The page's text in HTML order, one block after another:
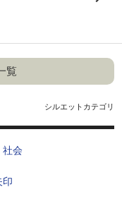
覧
シルエットカテゴリ
社会
印